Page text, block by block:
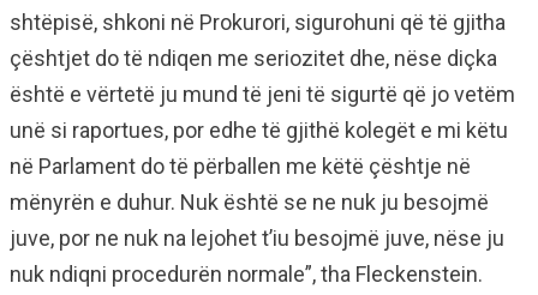
shtëpisë, shkoni në Prokurori, sigurohuni që të gjitha
çështjet do të ndiqen me seriozitet dhe, nëse diçka
është e vërtetë ju mund të jeni të sigurtë që jo vetëm
unë si raportues, por edhe të gjithë kolegët e mi këtu
në Parlament do të përballen me këtë çështje në
mënyrën e duhur. Nuk është se ne nuk ju besojmë
juve, por ne nuk na lejohet t’iu besojmë juve, nëse ju
nuk ndiqni procedurën normale”, tha Fleckenstein.